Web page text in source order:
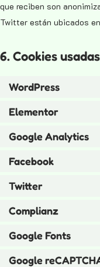
que reciben son
Twitter están ubicados
6. Cookies usadas
WordPress
Elementor
Google Analytics
Facebook
Twitter
Complianz
Google Fonts
Google